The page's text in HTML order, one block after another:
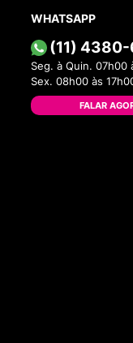
WHATSAPP
(11)
Seg. à Quin. 07h00
Sex. 08h00 às
FALAR